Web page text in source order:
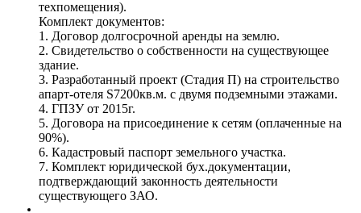
техпомещения).
Комплект документов:
1. Договор долгосрочной аренды на землю.
2. Свидетельство о собственности на существующее
здание.
3. Разработанный проект (Стадия П) на строительство
апарт-отеля S7200кв.м. с двумя подземными этажами.
4. ГПЗУ от 2015г.
5. Договора на присоединение к сетям (оплаченные на
90%).
6. Кадастровый паспорт земельного участка.
7. Комплект юридической бух.документации,
подтверждающий законность деятельности
существующего ЗАО.